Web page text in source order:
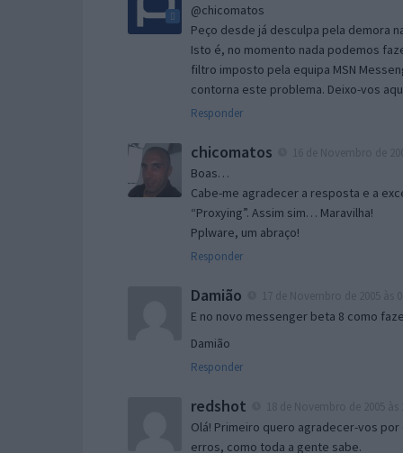
@chicomatos
Peço desde já desculpa pela demora
Isto é, no momento nada podemos
filtro imposto pela equipa MSN
contorna este problema. Deixo-vos
Responder
chicomatos
Boas…
Cabe-me agradecer a resposta e a
“Proxying”. Assim sim… Maravilha!
Pplware, um abraço!
Responder
Damião
E no novo messenger beta 8 como
Damião
Responder
redshot
Olá! Primeiro quero agradecer-vos
erros, como toda a gente sabe.